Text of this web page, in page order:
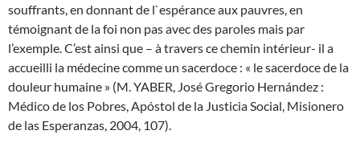
souffrants, en donnant de l`espérance aux pauvres, en
témoignant de la foi non pas avec des paroles mais par
l’exemple. C’est ainsi que – à travers ce chemin intérieur- il a
accueilli la médecine comme un sacerdoce : « le sacerdoce de la
douleur humaine » (M. YABER, José Gregorio Hernández :
Médico de los Pobres, Apóstol de la Justicia Social, Misionero
de las Esperanzas, 2004, 107).